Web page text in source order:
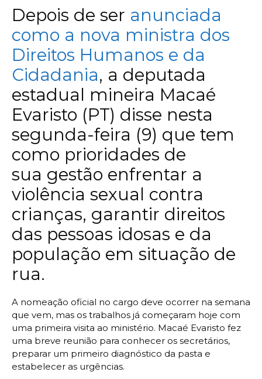
Depois de ser anunciada
como a nova ministra dos
Direitos Humanos e da
Cidadania, a deputada
estadual mineira Macaé
Evaristo (PT) disse nesta
segunda-feira (9) que tem
como prioridades de
sua gestão enfrentar a
violência sexual contra
crianças, garantir direitos
das pessoas idosas e da
população em situação de
rua.
A nomeação oficial no cargo deve ocorrer na semana
que vem, mas os trabalhos já começaram hoje com
uma primeira visita ao ministério. Macaé Evaristo fez
uma breve reunião para conhecer os secretários,
preparar um primeiro diagnóstico da pasta e
estabelecer as urgências.